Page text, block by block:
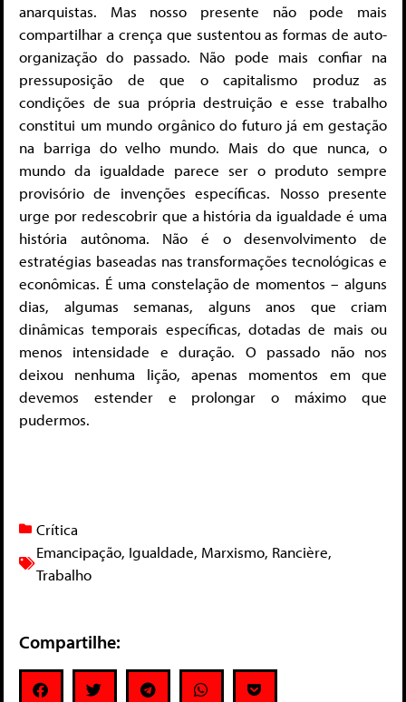
anarquistas. Mas nosso presente não pode mais
compartilhar a crença que sustentou as formas de auto-
organização do passado. Não pode mais confiar na
pressuposição de que o capitalismo produz as
condições de sua própria destruição e esse trabalho
constitui um mundo orgânico do futuro já em gestação
na barriga do velho mundo. Mais do que nunca, o
mundo da igualdade parece ser o produto sempre
provisório de invenções específicas. Nosso presente
urge por redescobrir que a história da igualdade é uma
história autônoma. Não é o desenvolvimento de
estratégias baseadas nas transformações tecnológicas e
econômicas. É uma constelação de momentos – alguns
dias, algumas semanas, alguns anos que criam
dinâmicas temporais específicas, dotadas de mais ou
menos intensidade e duração. O passado não nos
deixou nenhuma lição, apenas momentos em que
devemos estender e prolongar o máximo que
pudermos.
Crítica
Emancipação, Igualdade, Marxismo, Rancière,
Trabalho
Compartilhe: